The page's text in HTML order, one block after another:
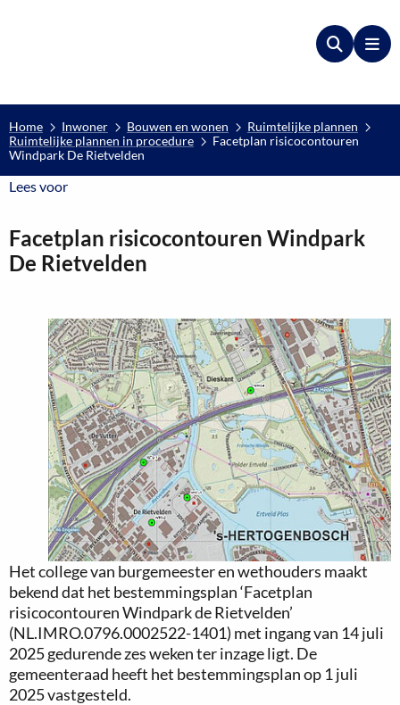
Zoeken
Home Inwoner Bouwen en wonen
Ruimtelijke plannen
Ruimtelijke plannen in procedure
Facetplan risicocontouren
Windpark De Rietvelden
Lees voorLees voor
Facetplan risicocontouren Windpark
De Rietvelden
Het college van burgemeester en wethouders maakt
bekend dat het bestemmingsplan ‘Facetplan
risicocontouren Windpark de Rietvelden’
(NL.IMRO.0796.0002522-1401) met ingang van 14 juli
2025 gedurende zes weken ter inzage ligt. De
gemeenteraad heeft het bestemmingsplan op 1 juli
2025 vastgesteld.